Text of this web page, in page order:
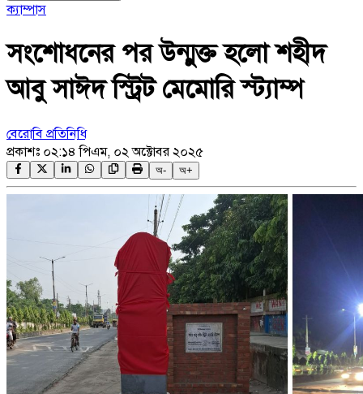
ক্যাম্পাস
সংশোধনের পর উন্মুক্ত হলো শহীদ
আবু সাঈদ স্ট্রিট মেমোরি স্ট্যাম্প
বেরোবি প্রতিনিধি
প্রকাশঃ ০২:১৪ পিএম, ০২ অক্টোবর ২০২৫
অ- অ+